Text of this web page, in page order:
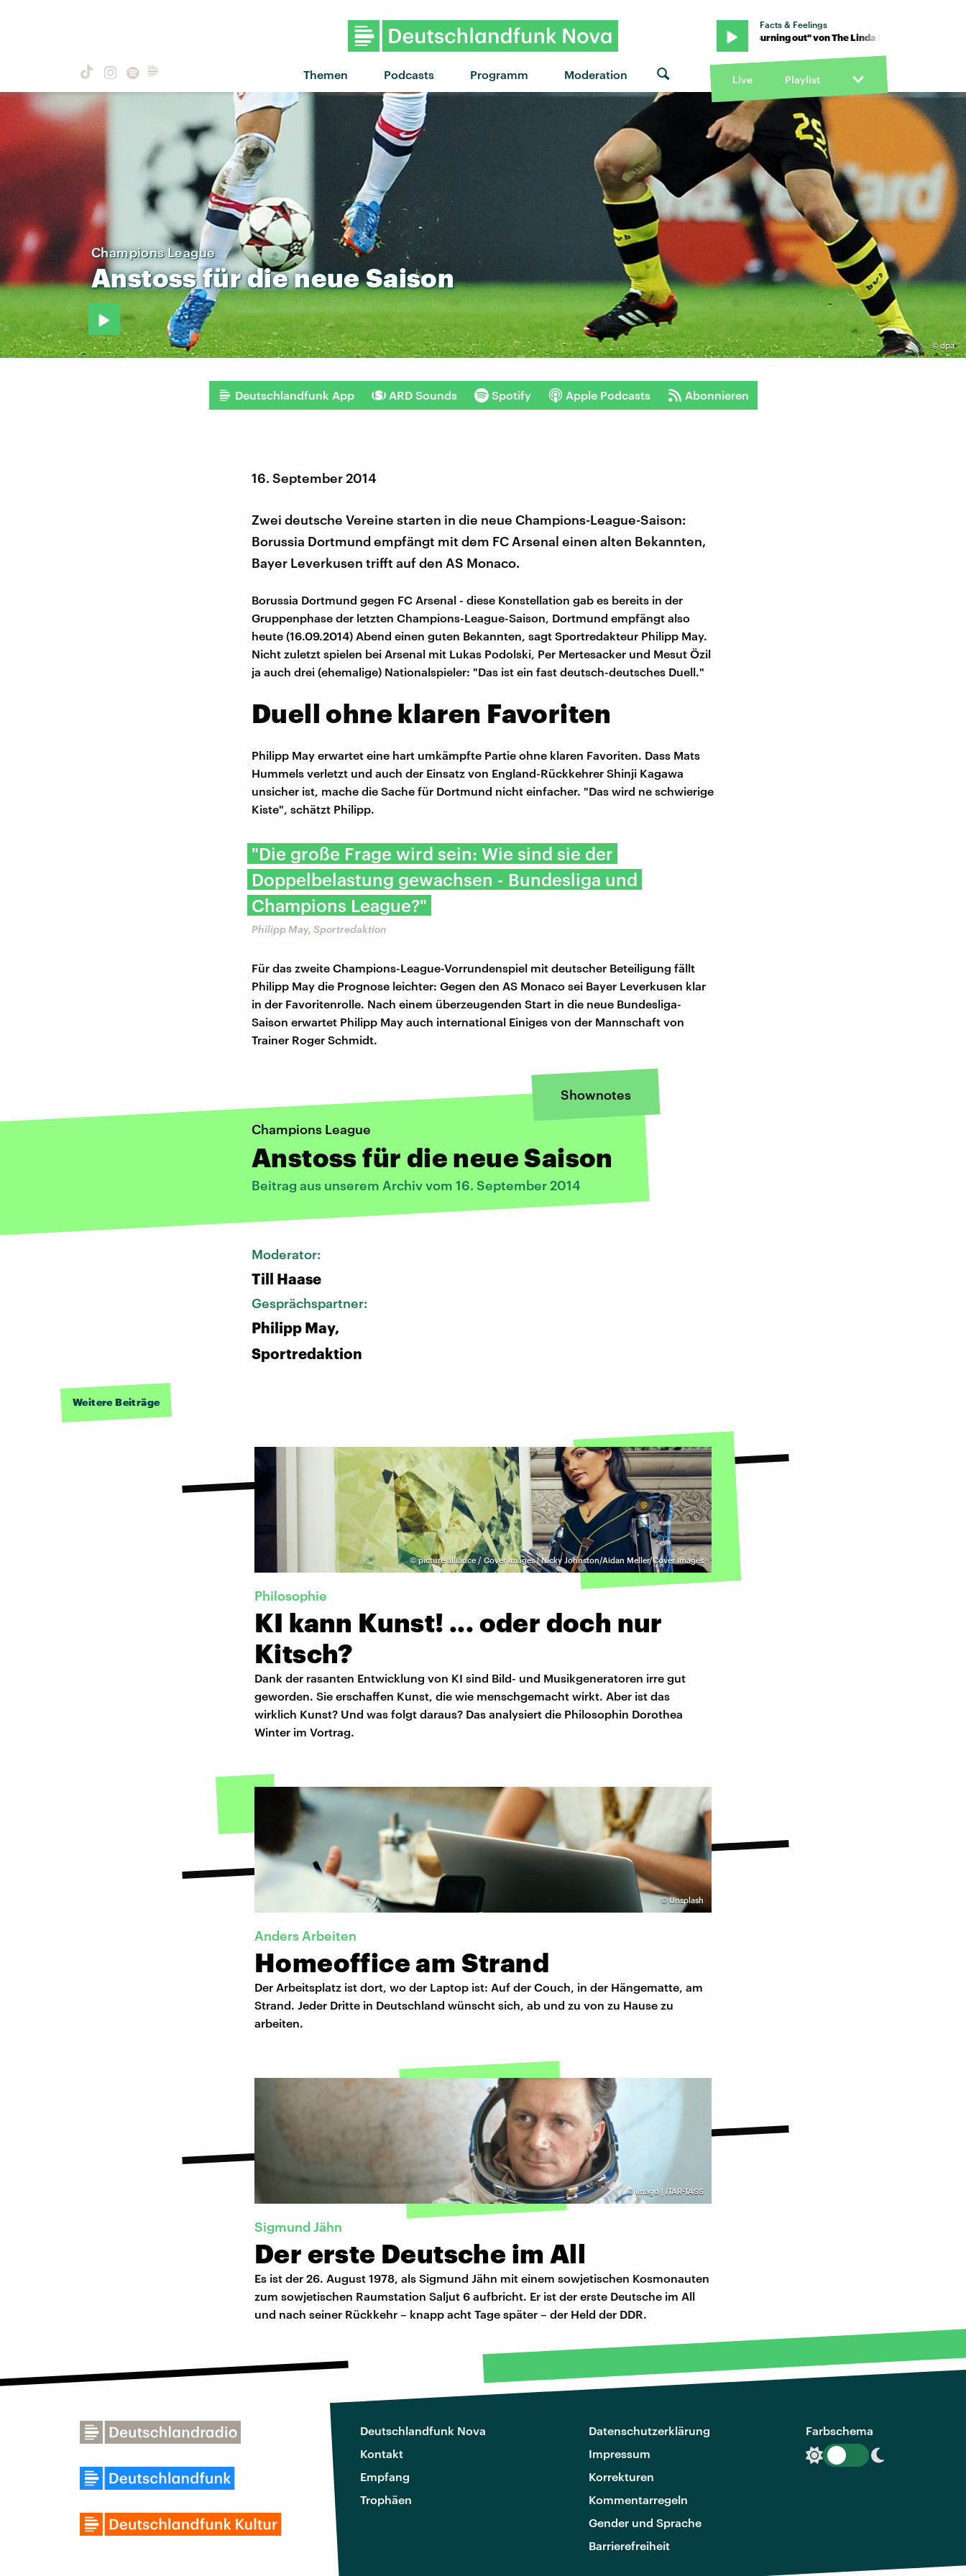
Themen Podcasts Programm Moderation
Facts & Feelings
"Burning out" von The Linda Lindas · "Burning out" von The Linda Lindas · "Burning out" von
Live Playlist
© dpa
Champions League
AnstossfürdieneueSaison
Deutschlandfunk App ARD Sounds Spotify Apple Podcasts Abonnieren
16. September 2014
Zwei deutsche Vereine starten in die neue Champions-League-Saison:
Borussia Dortmund empfängt mit dem FC Arsenal einen alten Bekannten,
Bayer Leverkusen trifft auf den AS Monaco.
Borussia Dortmund gegen FC Arsenal - diese Konstellation gab es bereits in der
Gruppenphase der letzten Champions-League-Saison, Dortmund empfängt also
heute (16.09.2014) Abend einen guten Bekannten, sagt Sportredakteur Philipp May.
Nicht zuletzt spielen bei Arsenal mit Lukas Podolski, Per Mertesacker und Mesut Özil
ja auch drei (ehemalige) Nationalspieler: "Das ist ein fast deutsch-deutsches Duell."
Duell ohne klaren Favoriten
Philipp May erwartet eine hart umkämpfte Partie ohne klaren Favoriten. Dass Mats
Hummels verletzt und auch der Einsatz von England-Rückkehrer Shinji Kagawa
unsicher ist, mache die Sache für Dortmund nicht einfacher. "Das wird ne schwierige
Kiste", schätzt Philipp.
"Die große Frage wird sein: Wie sind sie der
Doppelbelastung gewachsen - Bundesliga und
Champions League?"
Philipp May, Sportredaktion
Für das zweite Champions-League-Vorrundenspiel mit deutscher Beteiligung fällt
Philipp May die Prognose leichter: Gegen den AS Monaco sei Bayer Leverkusen klar
in der Favoritenrolle. Nach einem überzeugenden Start in die neue Bundesliga-
Saison erwartet Philipp May auch international Einiges von der Mannschaft von
Trainer Roger Schmidt.
Shownotes
Champions League
Anstoss für die neue Saison
Beitrag aus unserem Archiv vom 16. September 2014
Moderator:
Till Haase
Gesprächspartner:
Philipp May,
Sportredaktion
Weitere Beiträge
©picture alliance / Cover Images | Nicky Johnston/Aidan Meller/Cover Images
Philosophie
KI kann Kunst! ... oder doch nur
Kitsch?
Dank der rasanten Entwicklung von KI sind Bild- und Musikgeneratoren irre gut
geworden. Sie erschaffen Kunst, die wie menschgemacht wirkt. Aber ist das
wirklich Kunst? Und was folgt daraus? Das analysiert die Philosophin Dorothea
Winter im Vortrag.
©Unsplash
Anders Arbeiten
Homeoffice am Strand
Der Arbeitsplatz ist dort, wo der Laptop ist: Auf der Couch, in der Hängematte, am
Strand. Jeder Dritte in Deutschland wünscht sich, ab und zu von zu Hause zu
arbeiten.
© imago | ITAR-TASS
Sigmund Jähn
Der erste Deutsche im All
Es ist der 26. August 1978, als Sigmund Jähn mit einem sowjetischen Kosmonauten
zum sowjetischen Raumstation Saljut 6 aufbricht. Er ist der erste Deutsche im All
und nach seiner Rückkehr – knapp acht Tage später – der Held der DDR.
Deutschlandfunk Nova
Kontakt
Empfang
Trophäen
Datenschutzerklärung
Impressum
Korrekturen
Kommentarregeln
Gender und Sprache
Barrierefreiheit
Farbschema